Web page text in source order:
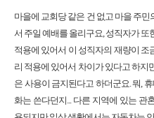
마을에 교회당 같은 건 없고 마을 주
서 주일 예배를 올리구요, 성직자가 또
적용에 있어서 이 성직자의 재량이
리 적용에 있어서 차이가 있다고 하지
은 사용이 금지된다고 하더군요. 뭐,
화는 쓴다던지... 다른 지역에 있는 관